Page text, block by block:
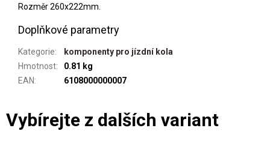
Rozměr 260x222mm.
Doplňkové parametry
Kategorie:
komponenty pro jízdní kola
Hmotnost:
0.81 kg
EAN: 6108000000007